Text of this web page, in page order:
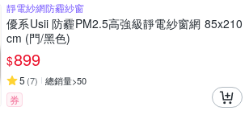
靜電紗網防霾紗窗
優系Usii 防霾PM2.5高強級靜電紗窗網 85x210
cm (門/黑色)
$899
5 (7) 總銷量>50
券